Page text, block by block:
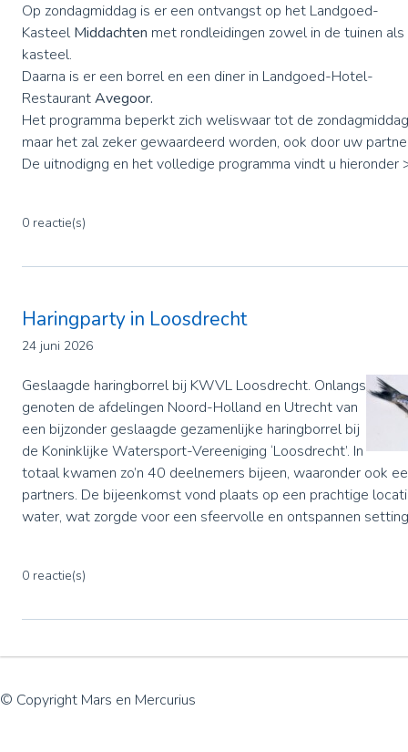
Op zondagmiddag is er een ontvangst op het Landgoed-
KasteelMiddachten met rondleidingen zowel in de tuinen
kasteel.
Daarna is er een borrel en een diner in Landgoed-Hotel-
RestaurantAvegoor.
Het programma beperkt zich weliswaar tot de
maar het zal zeker gewaardeerd worden, ook door uw
De uitnodigng en het volledige programma vindt u hieronder
0 reactie(s)
Haringparty in Loosdrecht
24 juni 2026
Geslaagde haringborrel bij KWVL Loosdrecht. Onlangs
genoten de afdelingen Noord-Holland en Utrecht van
een bijzonder geslaagde gezamenlijke haringborrel bij
de Koninklijke Watersport-Vereeniging ‘Loosdrecht’. In
totaal kwamen zo’n 40 deelnemers bijeen, waaronder ook
partners. De bijeenkomst vond plaats op een prachtige
water, wat zorgde voor een sfeervolle en ontspannen
0 reactie(s)
© Copyright Mars en Mercurius